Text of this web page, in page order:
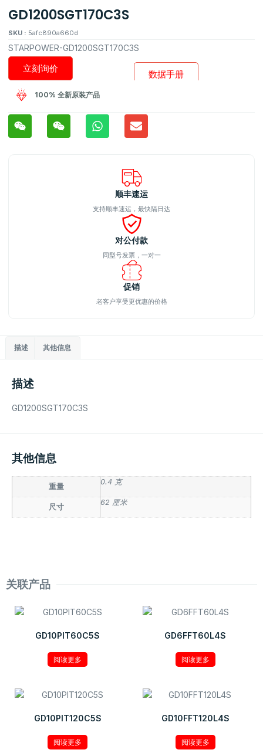
GD1200SGT170C3S
SKU : 5afc890a660d
STARPOWER-GD1200SGT170C3S
数据手册
立刻询价
100% 全新原装产品
顺丰速运
支持顺丰速运，最快隔日达
对公付款
同型号发票，一对一
促销
老客户享受更优惠的价格
描述 其他信息
描述
GD1200SGT170C3S
其他信息
重量
0.4 克
尺寸
62 厘米
关联产品
GD10PIT60C5S
阅读更多
GD6FFT60L4S
阅读更多
GD10PIT120C5S
阅读更多
GD10FFT120L4S
阅读更多